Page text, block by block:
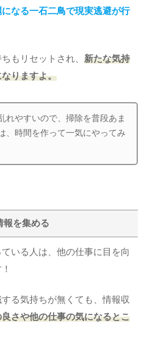
なる一石二鳥で現実逃避が行
もリセットされ、 新たな気持
りますよ。
れやすいので、掃除を普段あま
、時間を作って一気にやってみ
報を集める
いる人は、他の仕事に目を向
る気持ちが無くても、情報収
さや他の仕事の気になるとこ